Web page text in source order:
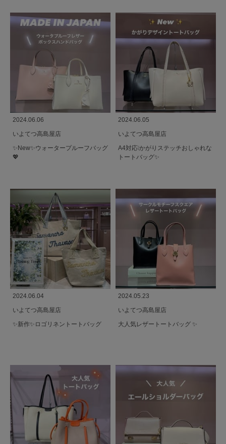
2024.06.06
いよてつ高島屋店
✨️New✨️ウォータープルーフバッグ
💖
2024.06.05
いよてつ高島屋店
A4対応❕かがりステッチおしゃれな
トートバッグ✨️
2024.06.04
いよてつ高島屋店
✨️新作✨️ロゴリネントートバッグ
2024.05.23
いよてつ高島屋店
大人気レザートートバッグ ✨️